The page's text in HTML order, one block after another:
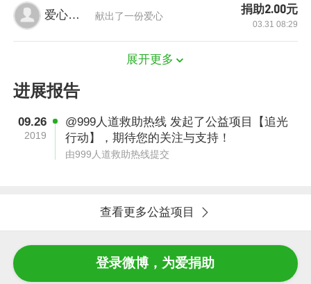
今年四岁的小雪，一年前被检查出来患有石骨
症。石骨症是一种隐性基因遗传的血液疾病，需
要移植化疗。家里人东拼西凑成功让小雪进仓移
爱心网友 献出了一份爱心
捐助2.00元
03.31 08:29
展开更多
进展报告
09.26
2019
@999人道救助热线 发起了公益项目【追光
行动】，期待您的关注与支持！
由999人道救助热线提交
查看更多公益项目
登录微博，为爱捐助